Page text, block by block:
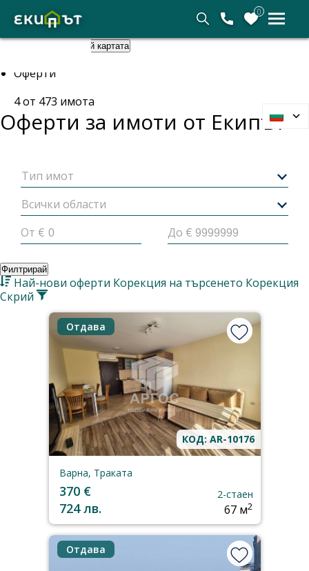
0
Скрий картата
Оферти
4от 473 имота
Оферти за имоти от Екипът
Тип имот
Всички области
От €
До €
Филтрирай
Най-нови оферти Корекция на търсенето Корекция
Скрий
Отдава
КОД: AR-10176
Варна, Траката
370 €
724 лв.
2-стаен
67 м2
Отдава